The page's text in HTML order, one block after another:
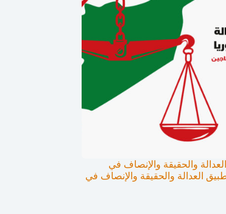
والحقيقة والإنصاف في
العدالة والحقيقة والإنصاف في